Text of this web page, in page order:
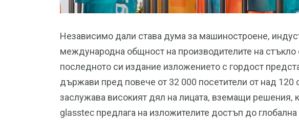
Независимо дали става дума за машиностроене,
международна общност на производителите на
последното си издание изложението с гордост
държави пред повече от 32 000 посетители от над 120
заслужава високият дял на лицата, вземащи решения,
glasstec предлага на изложителите достъп до глобална